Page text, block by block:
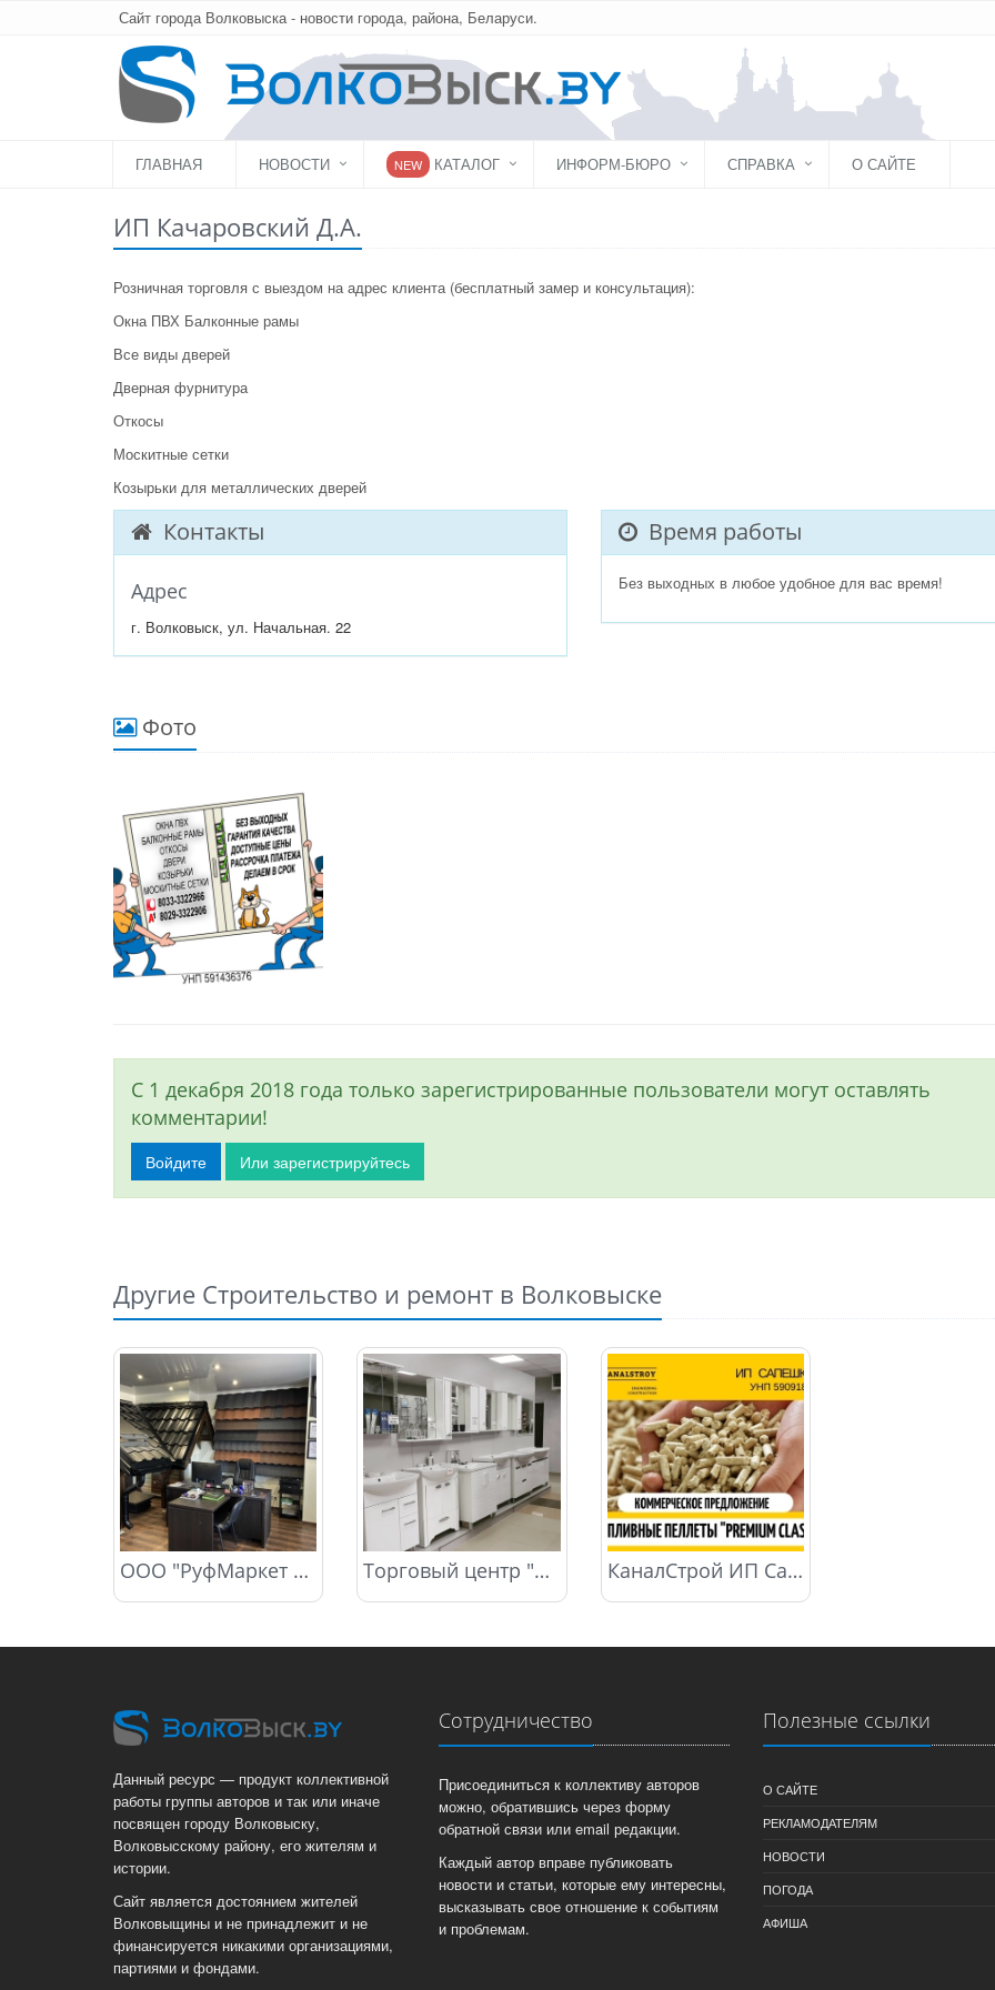
Сайт города Волковыска - новости города, района, Беларуси.
ГЛАВНАЯ НОВОСТИ NEW КАТАЛОГ ИНФОРМ-БЮРО СПРАВКА О САЙТЕ
ИП Качаровский Д.А.
Розничная торговля с выездом на адрес клиента (бесплатный замер и консультация):
Окна ПВХ Балконные рамы
Все виды дверей
Дверная фурнитура
Откосы
Москитные сетки
Козырьки для металлических дверей
Контакты
Адрес
г. Волковыск, ул. Начальная. 22
Время работы
Без выходных в любое удобное для вас время!
Фото
С 1 декабря 2018 года только зарегистрированные пользователи могут оставлять
комментарии!
Войдите Или зарегистрируйтесь
Другие Строительство и ремонт в Волковыске
ООО "РуфМаркет Торг" Торговый центр "СТРОЙБАЗА" КаналСтрой ИП Сапешко Е.С.
Данный ресурс — продукт коллективной
работы группы авторов и так или иначе
посвящен городу Волковыску,
Волковысскому району, его жителям и
истории.
Сайт является достоянием жителей
Волковыщины и не принадлежит и не
финансируется никакими организациями,
партиями и фондами.
Сотрудничество
Присоединиться к коллективу авторов
можно, обратившись через форму
обратной связи или email редакции.
Каждый автор вправе публиковать
новости и статьи, которые ему интересны,
высказывать свое отношение к событиям
и проблемам.
Полезные ссылки
О САЙТЕ
РЕКЛАМОДАТЕЛЯМ
НОВОСТИ
ПОГОДА
АФИША